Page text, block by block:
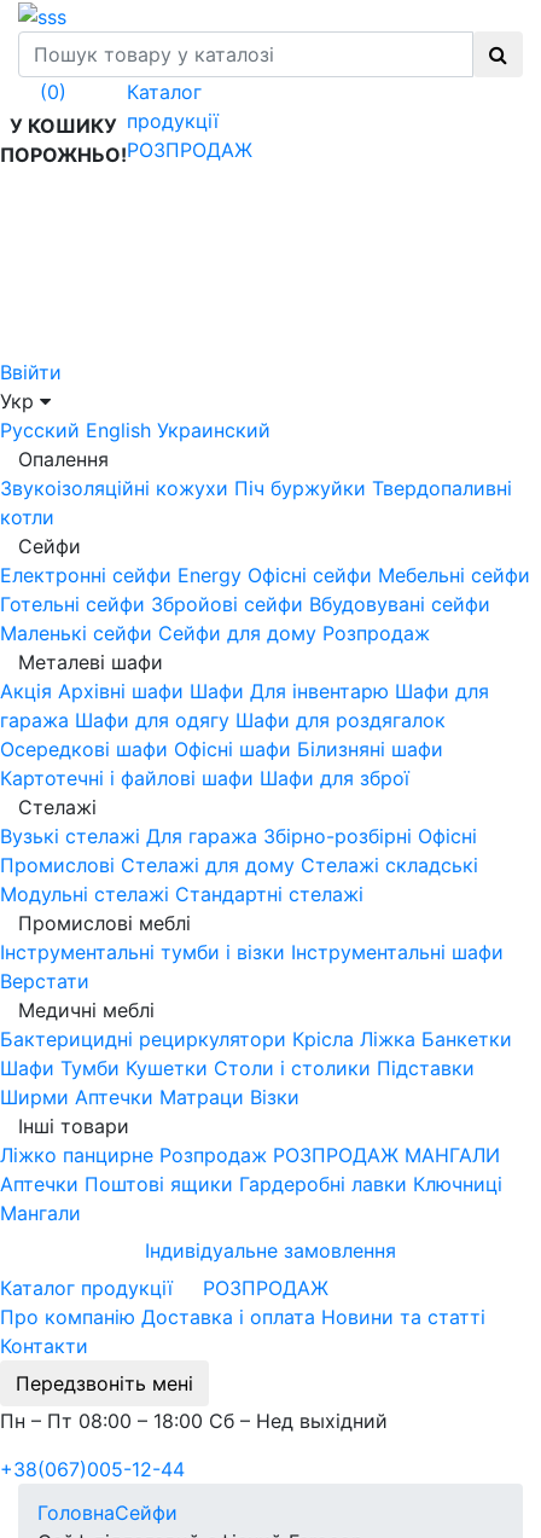
(0)
У КОШИКУ
ПОРОЖНЬО!
Каталог
продукції
РОЗПРОДАЖ
Ввійти
Укр
Русский English Украинский
Опалення
Звукоізоляційні кожухи Піч буржуйки Твердопаливні
котли
Сейфи
Електронні сейфи Energy Офісні сейфи Мебельні сейфи
Готельні сейфи Збройові сейфи Вбудовувані сейфи
Маленькі сейфи Сейфи для дому Розпродаж
Металеві шафи
Акція Архівні шафи Шафи Для інвентарю Шафи для
гаража Шафи для одягу Шафи для роздягалок
Осередкові шафи Офісні шафи Білизняні шафи
Картотечні і файлові шафи Шафи для зброї
Стелажі
Вузькі стелажі Для гаража Збірно-розбірні Офісні
Промислові Стелажі для дому Стелажі складські
Модульні стелажі Стандартні стелажі
Промислові меблі
Інструментальні тумби і візки Інструментальні шафи
Верстати
Медичні меблі
Бактерицидні рециркулятори Крісла Ліжка Банкетки
Шафи Тумби Кушетки Столи і столики Підставки
Ширми Аптечки Матраци Візки
Інші товари
Ліжко панцирне Розпродаж РОЗПРОДАЖ МАНГАЛИ
Аптечки Поштові ящики Гардеробні лавки Ключниці
Мангали
Індивідуальне замовлення
Каталог продукції
РОЗПРОДАЖ
Про компанію Доставка і оплата Новини та статті
Контакти
Передзвоніть мені
Пн – Пт 08:00 – 18:00 Сб – Нед выхідний
+38(067)005-12-44
ГоловнаСейфи